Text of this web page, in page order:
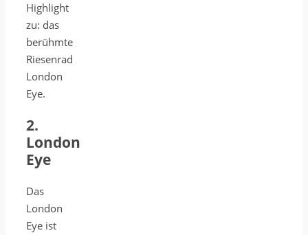
Highlight
zu: das
berühmte
Riesenrad
London
Eye.
2.
London
Eye
Das
London
Eye ist